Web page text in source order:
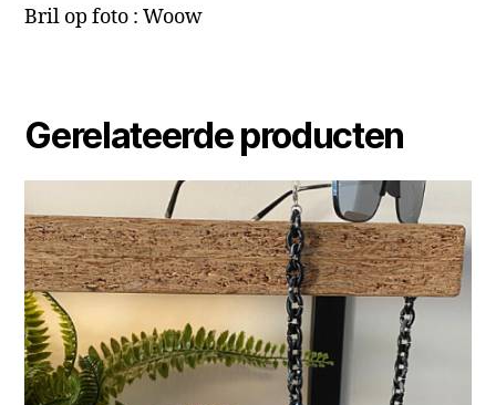
Bril op foto : Woow
Gerelateerde producten